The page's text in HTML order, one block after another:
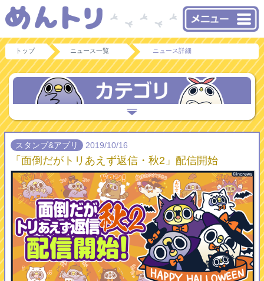
トップ ニュース一覧 ニュース詳細
スタンプ&アプリ 2019/10/16
「面倒だがトリあえず返信・秋2」配信開始